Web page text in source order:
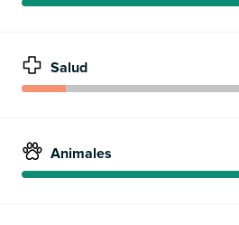
Salud
Animales